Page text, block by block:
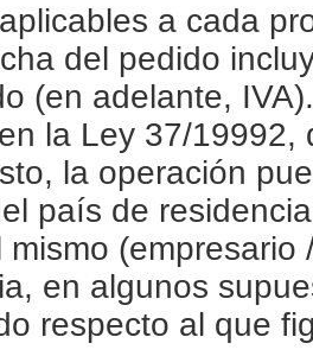
a cada
del pedido
(en adelante,
la Ley 37/
la operación
país de
en algunos
respecto al que